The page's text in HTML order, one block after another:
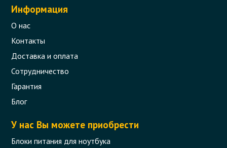
Информация
О нас
Контакты
Доставка и оплата
Сотрудничество
Гарантия
Блог
У нас Вы можете приобрести
Блоки питания для ноутбука